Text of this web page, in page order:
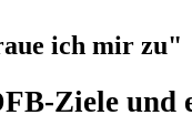
ich mir zu"
Ziele und